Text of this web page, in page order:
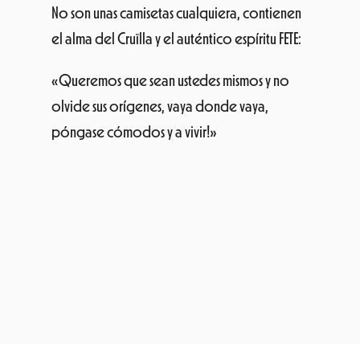
No son unas camisetas cualquiera, contienen
el alma del Cruïlla y el auténtico espíritu FETE:
«Queremos que sean ustedes mismos y no
olvide sus orígenes, vaya donde vaya,
póngase cómodos y a vivir!»